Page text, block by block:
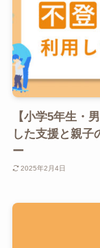
【小学5年生・
した支援と親子
ー
2025年2月4日